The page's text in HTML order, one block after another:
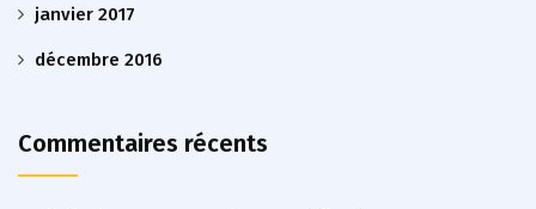
janvier 2017
décembre 2016
Commentaires récents